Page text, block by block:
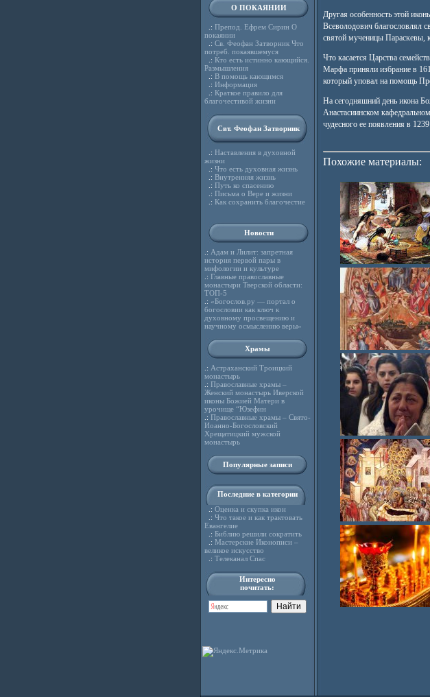
О ПОКАЯНИИ
.: Препод. Ефрем Сирин О
покаянии
.: Св. Феофан Затворник Что
потреб. покаявшемуся
.: Кто есть истинно кающийся.
Размышления
.: В помощь кающимся
.: Информация
.: Краткое правило для
благочестивой жизни
Свт. Феофан Затворник
.: Наставления в духовной
жизни
.: Что есть духовная жизнь
.: Внутренняя жизнь
.: Путь ко спасению
.: Письма о Вере и жизни
.: Как сохранить благочестие
Новости
.: Адам и Лилит: запретная
история первой пары в
мифологии и культуре
.: Главные православные
монастыри Тверской области:
ТОП-5
.: «Богослов.ру — портал о
богословии как ключ к
духовному просвещению и
научному осмыслению веры»
Храмы
.: Астраханский Троицкий
монастырь
.: Православные храмы –
Женский монастырь Иверской
иконы Божией Матери в
урочище “Юзефин
.: Православные храмы – Свято-
Иоанно-Богословский
Хрещатицкий мужской
монастырь
Популярные записи
Последние в категории
.: Оценка и скупка икон
.: Что такое и как трактовать
Евангелие
.: Библию решили сократить
.: Мастерские Иконописи –
великое искусство
.: Телеканал Спас
Интересно
почитать:
Другая особенность этой
Всеволодович благословлял
святой мученицы Параскевы,
Что касается Царства
Марфа приняли избрание в
который уповал на помощь
На сегодняшний день икона
Анастасиинском
чудесного ее появления в
Похожие материалы: